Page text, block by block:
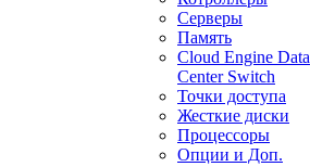
Серверы
Память
Cloud Engine Data
Center Switch
Точки доступа
Жесткие диски
Процессоры
Опции и Доп.